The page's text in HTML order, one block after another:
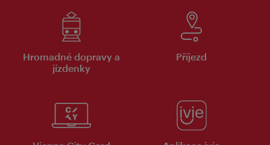
Hromadné dopravy a
jízdenky
Příjezd